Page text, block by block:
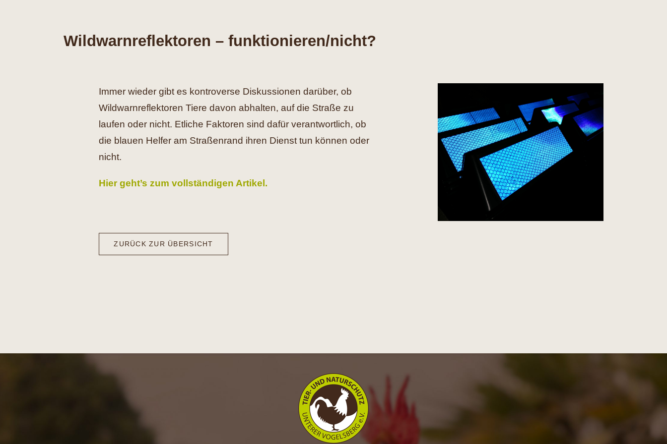
Wildwarnreflektoren – funktionieren/nicht?
Immer wieder gibt es kontroverse Diskussionen darüber, ob
Wildwarnreflektoren Tiere davon abhalten, auf die Straße zu
laufen oder nicht. Etliche Faktoren sind dafür verantwortlich, ob
die blauen Helfer am Straßenrand ihren Dienst tun können oder
nicht.
Hier geht’s zum vollständigen Artikel.
ZURÜCK ZUR ÜBERSICHT